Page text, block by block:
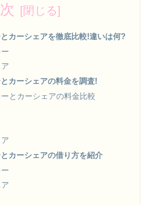
カーシェアを徹底比較!違いは何?
カーシェアの料金を調査!
とカーシェアの料金比較
カーシェアの借り方を紹介